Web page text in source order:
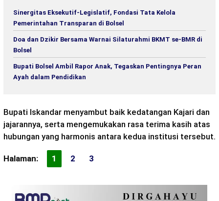
Sinergitas Eksekutif-Legislatif, Fondasi Tata Kelola
Pemerintahan Transparan di Bolsel
Doa dan Dzikir Bersama Warnai Silaturahmi BKMT se-BMR di
Bolsel
Bupati Bolsel Ambil Rapor Anak, Tegaskan Pentingnya Peran
Ayah dalam Pendidikan
Bupati Iskandar menyambut baik kedatangan Kajari dan
jajarannya, serta mengemukakan rasa terima kasih atas
hubungan yang harmonis antara kedua institusi tersebut.
Halaman: 1 2 3